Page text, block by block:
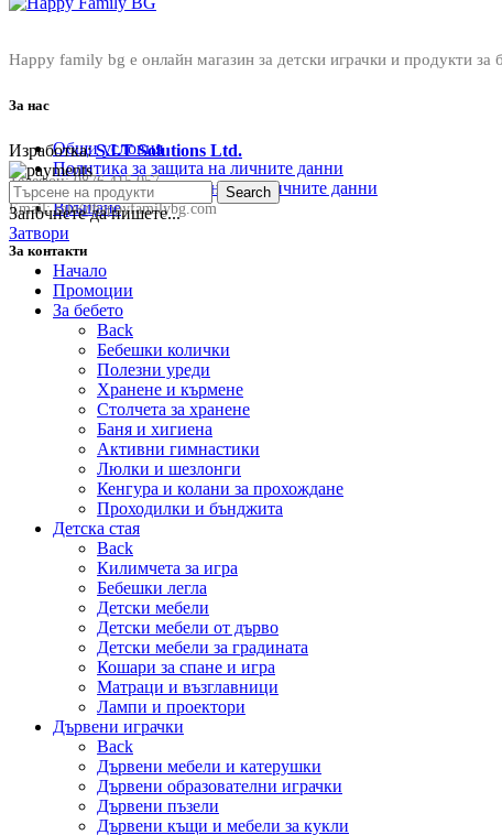
Happy family bg е онлайн магазин за детски играчки и продукти
За нас
Общи условия
Политика за защита на личните данни
Политика за съхранение на личните данни
Връщане
За контакти
Телефон:0876 415 057
Email:sale@happyfamilybg.com
Изработка:S.I.T Solutions Ltd.
Search
Започнете да пишете...
Затвори
Начало
Промоции
За бебето
Back
Бебешки колички
Полезни уреди
Хранене и кърмене
Столчета за хранене
Баня и хигиена
Активни гимнастики
Люлки и шезлонги
Кенгура и колани за прохождане
Проходилки и бънджита
Детска стая
Back
Килимчета за игра
Бебешки легла
Детски мебели
Детски мебели от дърво
Детски мебели за градината
Кошари за спане и игра
Матраци и възглавници
Лампи и проектори
Дървени играчки
Back
Дървени мебели и катерушки
Дървени образователни играчки
Дървени пъзели
Дървени къщи и мебели за кукли